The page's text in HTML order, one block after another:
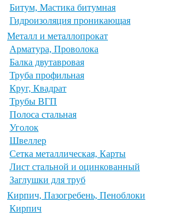
Битум, Мастика битумная
Гидроизоляция проникающая
Металл и металлопрокат
Арматура, Проволока
Балка двутавровая
Труба профильная
Круг, Квадрат
Трубы ВГП
Полоса стальная
Уголок
Швеллер
Сетка металлическая, Карты
Лист стальной и оцинкованный
Заглушки для труб
Кирпич, Пазогребень, Пеноблоки
Кирпич